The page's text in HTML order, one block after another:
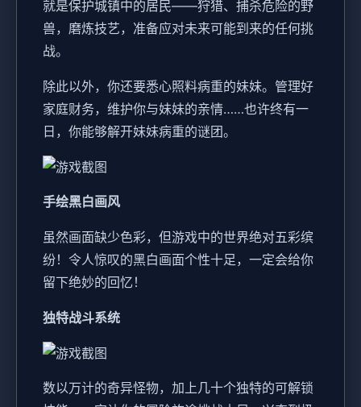
就是保护城镇中的居民——狩猎、捕杀危险的野
兽，磨炼技艺，准备应对未来可能到来的任何挑
战。
除此以外，你还要悉心照料病重的妹妹。管理好
家庭财务，维护你与妹妹的亲情……也许终有一
日，你能够解开妹妹病重的谜团。
手绘黑白画风
虽然画面缺少色彩，但游戏中的世界绝对五彩缤
纷！令人惊叹的黑白画面个性十足，一定会给你
留下绝妙的回忆！
独特战斗系统
数以万计的奇异怪物，加上几十个独特的可解锁